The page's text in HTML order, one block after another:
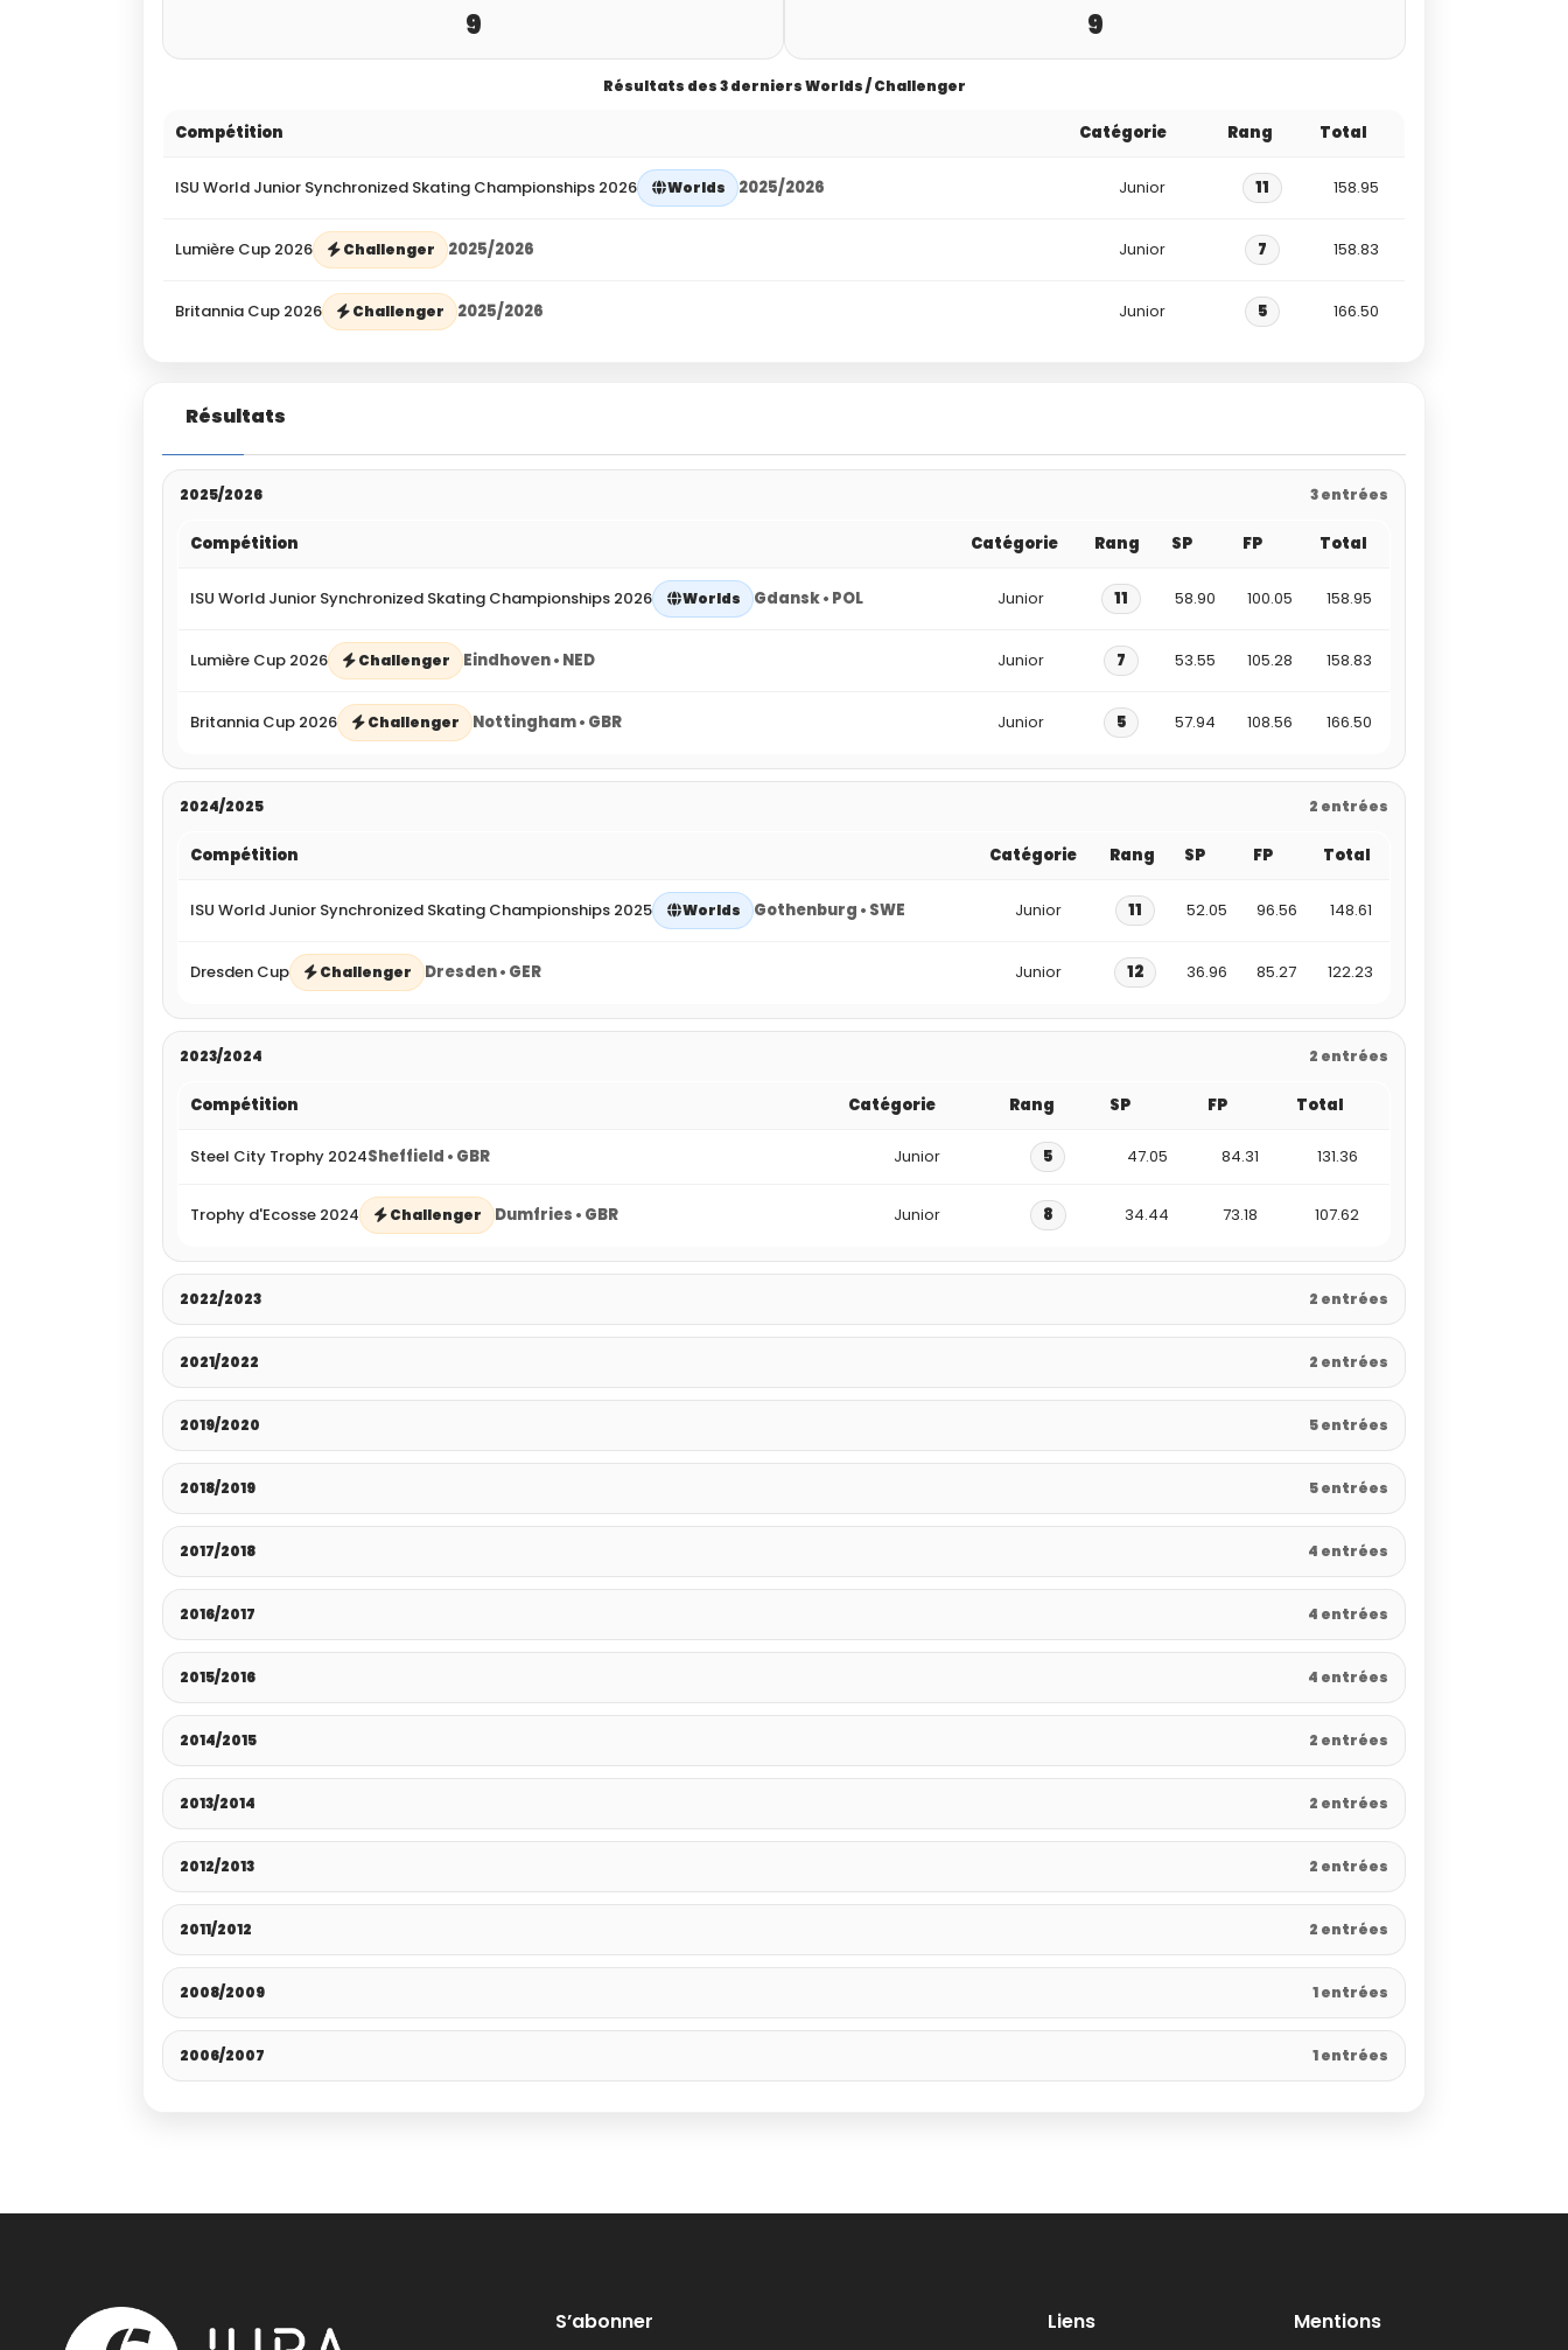
9 9
Résultats des 3 derniers Worlds / Challenger
Compétition Catégorie Rang Total
ISU World Junior Synchronized Skating Championships 2026 Worlds 2025/2026 Junior 11 158.95
Lumière Cup 2026 Challenger 2025/2026 Junior 7 158.83
Britannia Cup 2026 Challenger 2025/2026 Junior 5 166.50
Résultats
2025/2026 3 entrées
Compétition Catégorie Rang SP FP Total
ISU World Junior Synchronized Skating Championships 2026 Worlds Gdansk • POL Junior 11 58.90 100.05 158.95
Lumière Cup 2026 Challenger Eindhoven • NED Junior 7 53.55 105.28 158.83
Britannia Cup 2026 Challenger Nottingham • GBR Junior 5 57.94 108.56 166.50
2024/2025 2 entrées
Compétition Catégorie Rang SP FP Total
ISU World Junior Synchronized Skating Championships 2025 Worlds Gothenburg • SWE Junior 11 52.05 96.56 148.61
Dresden Cup Challenger Dresden • GER Junior 12 36.96 85.27 122.23
2023/2024 2 entrées
Compétition Catégorie Rang SP FP Total
Steel City Trophy 2024Sheffield • GBR Junior 5 47.05 84.31 131.36
Trophy d'Ecosse 2024 Challenger Dumfries • GBR Junior 8 34.44 73.18 107.62
2022/2023 2 entrées
2021/2022 2 entrées
2019/2020 5 entrées
2018/2019 5 entrées
2017/2018 4 entrées
2016/2017 4 entrées
2015/2016 4 entrées
2014/2015 2 entrées
2013/2014 2 entrées
2012/2013 2 entrées
2011/2012 2 entrées
2008/2009 1 entrées
2006/2007 1 entrées
S’abonner Liens Mentions